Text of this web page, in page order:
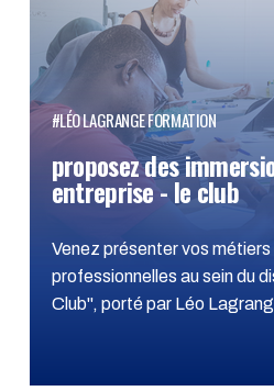
#LÉO LAGRANGE FORMATION
proposez des
entreprise - le club
Venez présenter vos
professionnelles au sein du
Club", porté par Léo